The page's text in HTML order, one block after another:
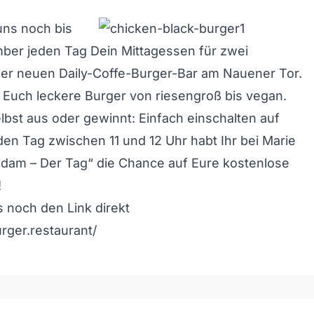
noch bis
jeden Tag Dein Mittagessen für zwei
neuen Daily-Coffe-Burger-Bar am Nauener Tor.
leckere Burger von riesengroß bis vegan.
aus oder gewinnt: Einfach einschalten auf
Tag zwischen 11 und 12 Uhr habt Ihr bei Marie
– Der Tag“ die Chance auf Eure kostenlose
noch den Link direkt